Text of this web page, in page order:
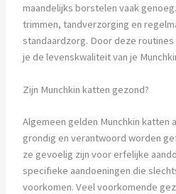
maandelijks borstelen vaak
trimmen, tandverzorging en
standaardzorg. Door deze
je de levenskwaliteit van je
Zijn Munchkin katten gezond?
Algemeen gelden Munchkin katten
grondig en verantwoord worden
ze gevoelig zijn voor erfelijke
specifieke aandoeningen die
voorkomen. Veel voorkomende